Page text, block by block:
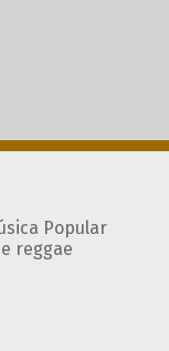
Popular
reggae